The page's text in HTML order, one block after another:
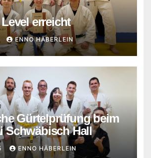
erreicht
ENNO HÄBERLEIN
Gürtelprüfung beim
Schwäbisch Hall
ENNO HÄBERLEIN